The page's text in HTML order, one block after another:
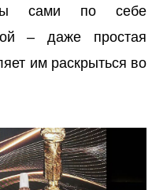
сами по себе
– даже простая
им раскрыться во